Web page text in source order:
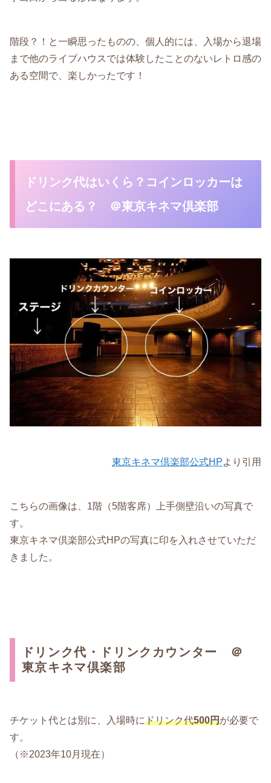
階段？！と一瞬思ったものの、個人的には、入場から退場
まで他のライブハウスでは体験したことのないレトロ感の
ある空間で、楽しかったです！
ドリンク代はいくら？コインロッカーは
どこにある？ ＠東京キネマ倶楽部
東京キネマ倶楽部公式HPより引用
こちらの画像は、1階（5階客席）上手側壁沿いの写真で
す。
東京キネマ倶楽部公式HPの写真に印を入れさせていただ
きました。
ドリンク代・ドリンクカウンター ＠
東京キネマ倶楽部
チケット代とは別に、入場時にドリンク代500円が必要で
す。
（※2023年10月現在）